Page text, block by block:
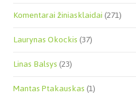
Komentarai žiniasklaidai(271)
Laurynas Okockis(37)
Linas Balsys(23)
Mantas Ptakauskas(1)